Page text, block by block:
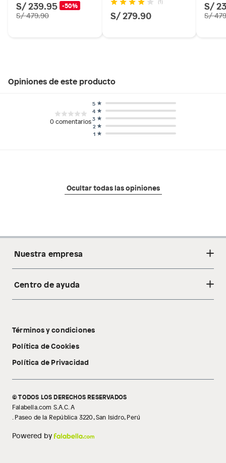
S/ 239.95 -50%
S/ 479.90
(1)
S/ 279.90
S/
S/
Opiniones de este producto
0comentarios
1
2
3
4
5
Ocultar todas las opiniones
Nuestra empresa
Acerca de nosotros
Tecnología Pillow Walk
Centro de ayuda
Libro de reclamaciones
Términos y condiciones
Política de Cookies
Política de Privacidad
© TODOS LOS DERECHOS RESERVADOS
Falabella.com S.A.C. A
. Paseo de la República 3220, San Isidro, Perú
Powered by